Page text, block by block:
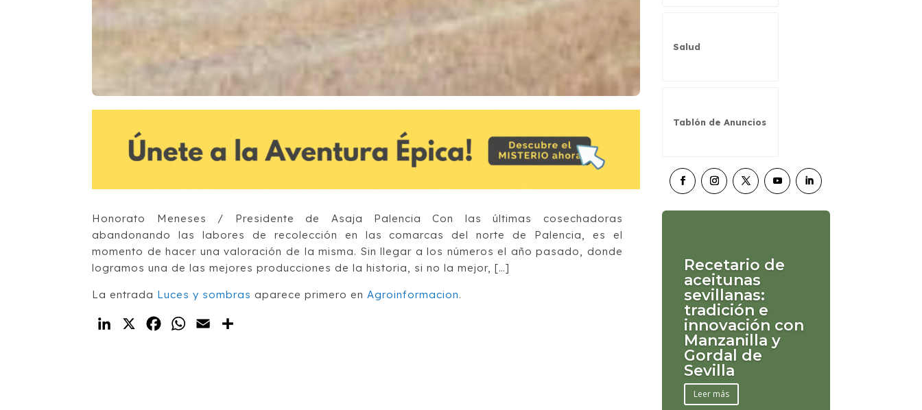
Honorato Meneses / Presidente de Asaja Palencia Con las últimas cosechadoras
abandonando las labores de recolección en las comarcas del norte de Palencia, es el
momento de hacer una valoración de la misma. Sin llegar a los números el año pasado, donde
logramos una de las mejores producciones de la historia, si no la mejor, […]
La entrada Luces y sombras aparece primero en Agroinformacion.
LinkedIn
X FacebookWhatsApp
Email
Salud
Tablón de Anuncios
Recetario de
aceitunas
sevillanas:
tradición e
innovación con
Manzanilla y
Gordal de
Sevilla
Leer más